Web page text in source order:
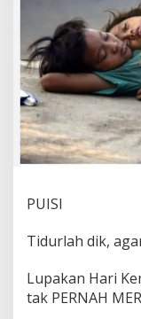
i
K
e
m
e
r
d
e
k
a
a
r
n
a
PUISI
Tidurlah dik,
Lupakan Hari
tak PERNAH